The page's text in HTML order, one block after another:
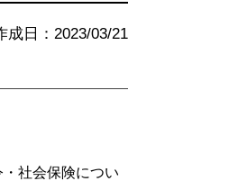
成日：2023/03/21
社会保険につい